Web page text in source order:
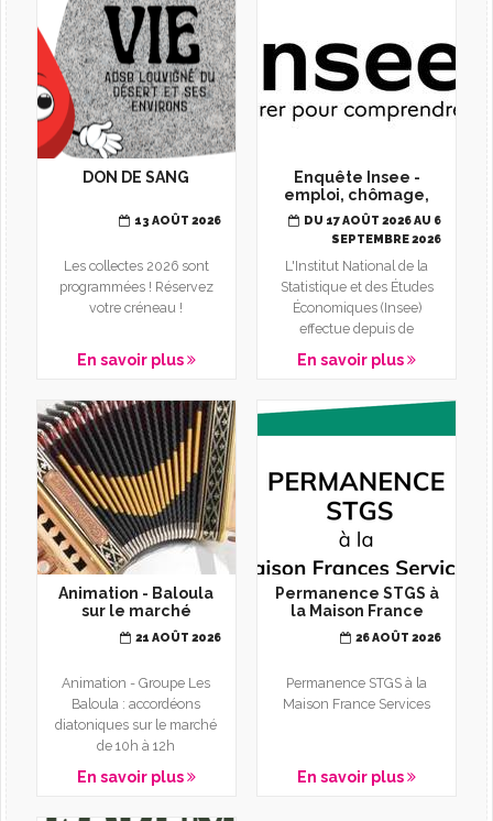
DON DE SANG
13 AOÛT 2026
Les collectes 2026 sont
programmées ! Réservez
votre créneau !
En savoir plus
Enquête Insee -
emploi, chômage,
inactivité
DU 17 AOÛT 2026 AU 6
SEPTEMBRE 2026
L'Institut National de la
Statistique et des Études
Économiques (Insee)
effectue depuis de
nombreuses années sur
toute...
En savoir plus
Animation - Baloula
sur le marché
21 AOÛT 2026
Animation - Groupe Les
Baloula : accordéons
diatoniques sur le marché
de 10h à 12h
En savoir plus
Permanence STGS à
la Maison France
Services26 AOÛT 2026
Permanence STGS à la
Maison France Services
En savoir plus